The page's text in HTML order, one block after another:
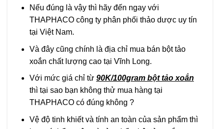
Nếu đúng là vậy thì hãy đến ngay với
THAPHACO công ty phân phối thảo dược uy tín
tại Việt Nam.
Và đây cũng chính là địa chỉ mua bán bột tảo
xoắn chất lượng cao tại Vĩnh Long.
Với mức giá chỉ từ 90K/100gram bột tảo xoắn
thì tại sao bạn không thử mua hàng tại
THAPHACO có đúng không ?
Vệ độ tinh khiết và tính an toàn của sản phẩm thì